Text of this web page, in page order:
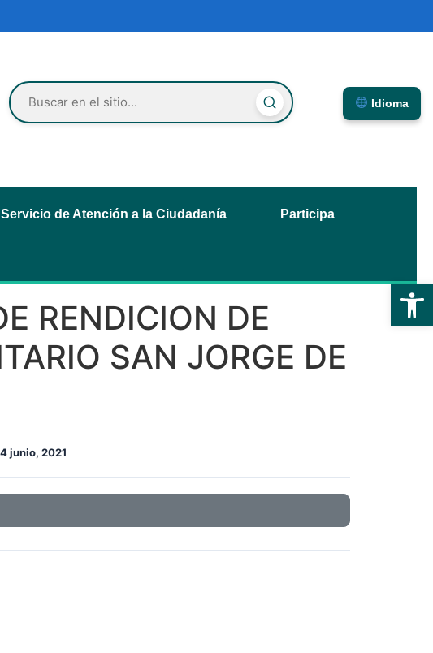
Abrir
Idioma
Servicio de Atención a la Ciudadanía Participa
RENDICION DE
SAN JORGE DE
4 junio, 2021